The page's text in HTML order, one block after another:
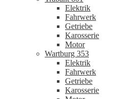
Elektrik
Fahrwerk
Getriebe
Karosserie
Motor
Wartburg 353
Elektrik
Fahrwerk
Getriebe
Karosserie